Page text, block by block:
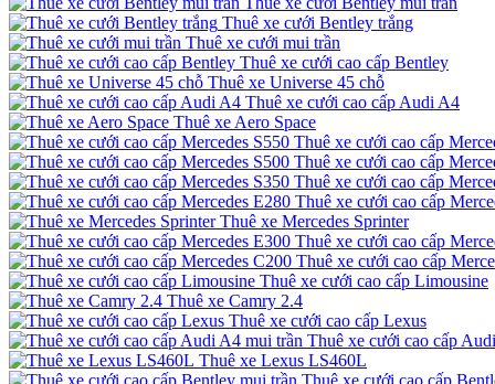
Thuê xe cưới Bentley trắng
Thuê xe cưới mui trần
Thuê xe cưới cao cấp Bentley
Thuê xe Universe 45 chỗ
Thuê xe cưới cao cấp Audi A4
Thuê xe Aero Space
Thuê xe cưới cao cấp
Thuê xe cưới cao cấp
Thuê xe cưới cao cấp
Thuê xe cưới cao cấp
Thuê xe Mercedes Sprinter
Thuê xe cưới cao cấp
Thuê xe cưới cao cấp
Thuê xe cưới cao cấp Limousine
Thuê xe Camry 2.4
Thuê xe cưới cao cấp Lexus
Thuê xe cưới cao cấp
Thuê xe Lexus LS460L